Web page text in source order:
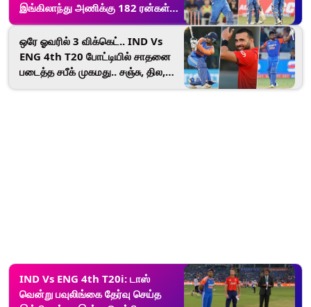
இங்கிலாந்து அணிக்கு 182 ரன்கள்
இலக்கு.. ஷாக்கிங் சர்ப்ரைஸ்
கொடுத்த இந்தியா.!
ஒரே ஓவரில் 3 விக்கெட்.. IND Vs
ENG 4th T20 போட்டியில் சாதனை
படைத்த சபீக் முகமது.. சஞ்சு, தில,
IND Vs ENG 4th T20i: டாஸ்
வென்று பவுலிங்கை தேர்வு செய்த